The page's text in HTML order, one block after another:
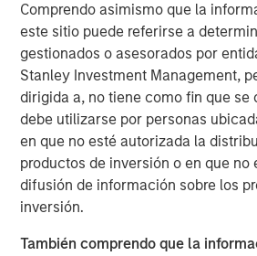
Comprendo asimismo que la
este sitio puede referirse a
gestionados o asesorados por
Stanley Investment Management,
dirigida a, no tiene como fin que se
debe utilizarse por personas
en que no esté autorizada la
productos de inversión o en que no
difusión de información sobre los
inversión.
También comprendo que la
Commenting on the transaction,
Managing Director at Morgan
Investing,
said: “We are pleased to
high-quality, scaled platform in one of
supply-constrained residential
reflects our conviction in the long-
private rented sector, supported by
professionally managed rental
to building on the platform’s strong
residents.”